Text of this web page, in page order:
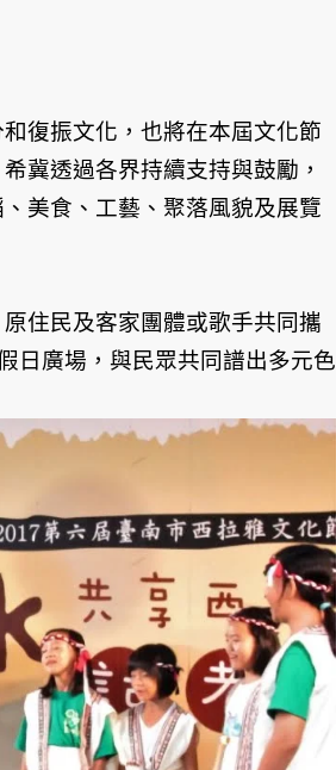
復振文化，也將在本屆文化節
冀透過各界持續支持與鼓勵，
美食、工藝、聚落風貌及展覽
住民及客家團體或歌手共同攜
日廣場，與民眾共同譜出多元色